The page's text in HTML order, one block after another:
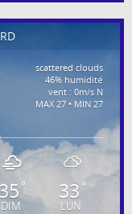
scattered clouds
46% humidité
vent : 0m/s N
MAX 27 • MIN 27
35°
DIM
33 °
LUN